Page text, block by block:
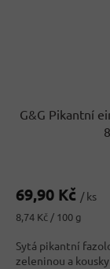
G&G Pikantní
produktu
3,8
z
5
69,90 Kč / ks
Měrná
8,74 Kč / 100 g
Sytá pikantní
zeleninou a